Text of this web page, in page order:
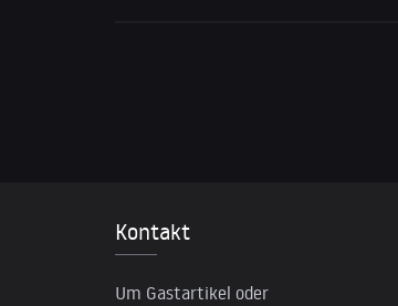
Kontakt
Um Gastartikel oder